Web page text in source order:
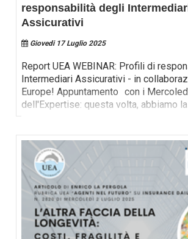
responsabilità degli
Assicurativi
Giovedi 17 Luglio 2025
Report UEA WEBINAR: Profili di
Intermediari Assicurativi - in
Europe! Appuntamento con i
dell'Expertise: questa volta, abbiamo